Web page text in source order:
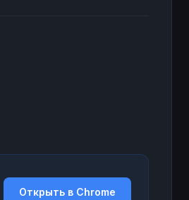
Открыть в Chrome